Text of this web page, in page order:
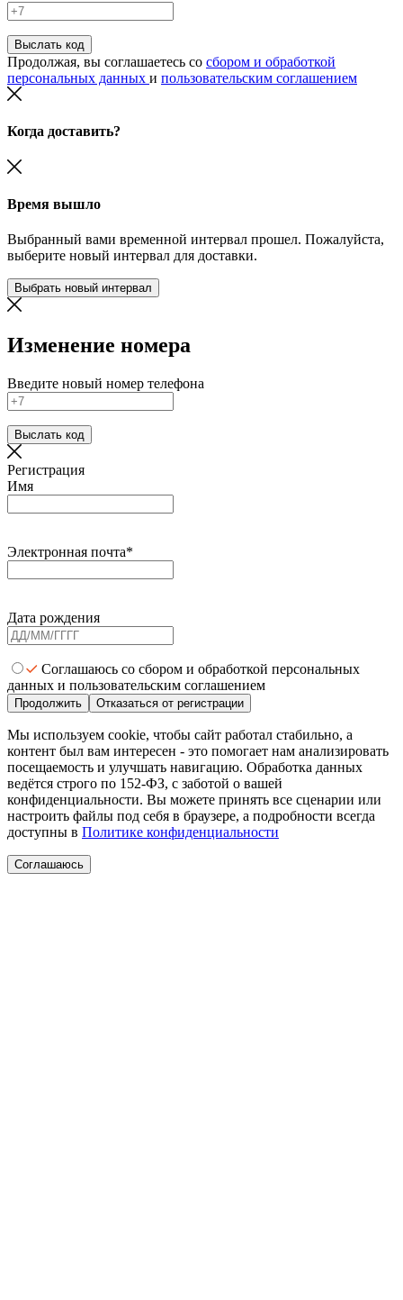
Выслать код
Продолжая, вы соглашаетесь со сбором и обработкой
персональных данных и пользовательским соглашением
Когда доставить?
Время вышло
Выбранный вами временной интервал прошел. Пожалуйста,
выберите новый интервал для доставки.
Выбрать новый интервал
Изменение номера
Введите новый номер телефона
Выслать код
Регистрация
Имя
Электронная почта*
Дата рождения
Соглашаюсь со сбором и обработкой персональных
данных и пользовательским соглашением
Продолжить Отказаться от регистрации
Мы используем cookie, чтобы сайт работал стабильно, а
контент был вам интересен - это помогает нам анализировать
посещаемость и улучшать навигацию. Обработка данных
ведётся строго по 152-ФЗ, с заботой о вашей
конфиденциальности. Вы можете принять все сценарии или
настроить файлы под себя в браузере, а подробности всегда
доступны в Политике конфиденциальности
Соглашаюсь